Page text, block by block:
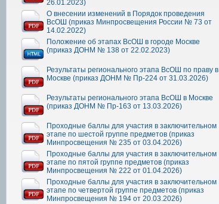
26.01.2023)
О внесении изменений в Порядок проведения
ВсОШ (приказ Минпросвещения России № 73 от
14.02.2022)
Положение об этапах ВсОШ в городе Москве
(приказ ДОНМ № 138 от 22.02.2023)
Результаты регионального этапа ВсОШ по праву в
Москве (приказ ДОНМ № Пр-224 от 31.03.2026)
Результаты регионального этапа ВсОШ в Москве
(приказ ДОНМ № Пр-163 от 13.03.2026)
Проходные баллы для участия в заключительном
этапе по шестой группе предметов (приказ
Минпросвещения № 235 от 03.04.2026)
Проходные баллы для участия в заключительном
этапе по пятой группе предметов (приказ
Минпросвещения № 222 от 01.04.2026)
Проходные баллы для участия в заключительном
этапе по четвертой группе предметов (приказ
Минпросвещения № 194 от 20.03.2026)